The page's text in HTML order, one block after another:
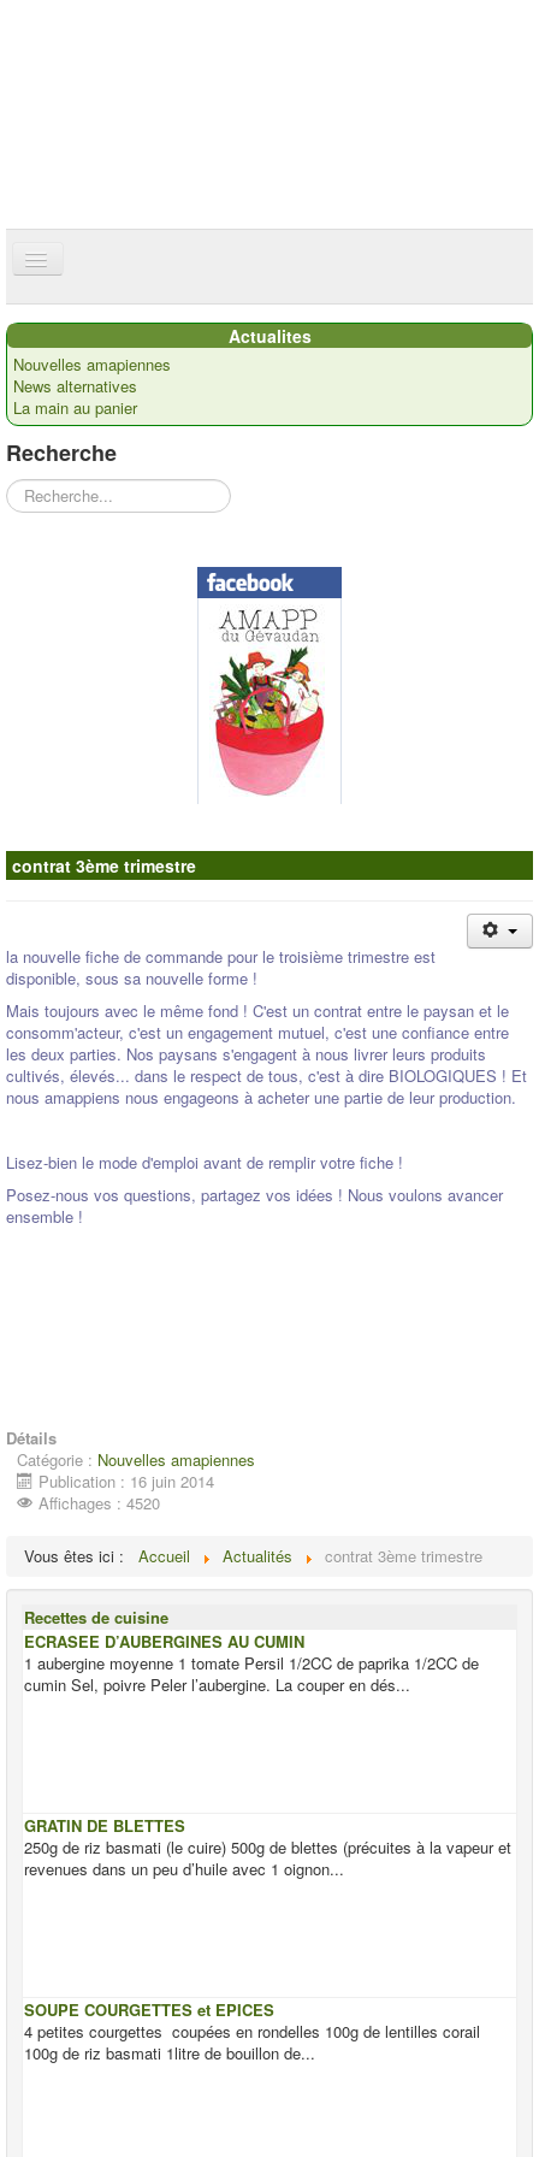
Accueil
Présentation
Actualités
Nos paysans
Commandes
Actualites
Nouvelles amapiennes
News alternatives
La main au panier
Recherche
Rechercher
contrat 3ème trimestre
la nouvelle fiche de commande pour le troisième trimestre est
disponible, sous sa nouvelle forme !
Mais toujours avec le même fond ! C'est un contrat entre le paysan et le
consomm'acteur, c'est un engagement mutuel, c'est une confiance entre
les deux parties. Nos paysans s'engagent à nous livrer leurs produits
cultivés, élevés... dans le respect de tous, c'est à dire BIOLOGIQUES ! Et
nous amappiens nous engageons à acheter une partie de leur production.
Lisez-bien le mode d'emploi avant de remplir votre fiche !
Posez-nous vos questions, partagez vos idées ! Nous voulons avancer
ensemble !
Détails
Catégorie : Nouvelles amapiennes
Publication : 16 juin 2014
Affichages : 4520
Vous êtes ici : Accueil Actualités contrat 3ème trimestre
Recettes de cuisine
ECRASEE D’AUBERGINES AU CUMIN
1 aubergine moyenne 1 tomate Persil 1/2CC de paprika 1/2CC de
cumin Sel, poivre Peler l’aubergine. La couper en dés...
GRATIN DE BLETTES
250g de riz basmati (le cuire) 500g de blettes (précuites à la vapeur et
revenues dans un peu d’huile avec 1 oignon...
SOUPE COURGETTES et EPICES
4 petites courgettes coupées en rondelles 100g de lentilles corail
100g de riz basmati 1litre de bouillon de...